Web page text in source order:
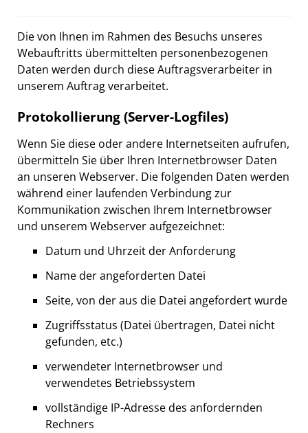
Die von Ihnen im Rahmen des Besuchs unseres
Webauftritts übermittelten personenbezogenen
Daten werden durch diese Auftragsverarbeiter in
unserem Auftrag verarbeitet.
Protokollierung (Server-Logfiles)
Wenn Sie diese oder andere Internetseiten aufrufen,
übermitteln Sie über Ihren Internetbrowser Daten
an unseren Webserver. Die folgenden Daten werden
während einer laufenden Verbindung zur
Kommunikation zwischen Ihrem Internetbrowser
und unserem Webserver aufgezeichnet:
Datum und Uhrzeit der Anforderung
Name der angeforderten Datei
Seite, von der aus die Datei angefordert wurde
Zugriffsstatus (Datei übertragen, Datei nicht
gefunden, etc.)
verwendeter Internetbrowser und
verwendetes Betriebssystem
vollständige IP-Adresse des anfordernden
Rechners